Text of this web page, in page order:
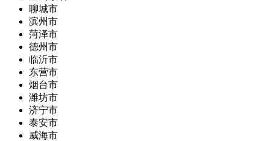
聊城市
滨州市
菏泽市
德州市
临沂市
东营市
烟台市
潍坊市
济宁市
泰安市
威海市